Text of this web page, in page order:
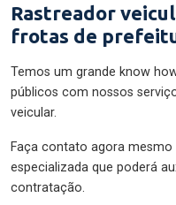
Rastreador
frotas de
Temos um grande know
públicos com nossos
veicular.
Faça contato agora
especializada que poderá
contratação.